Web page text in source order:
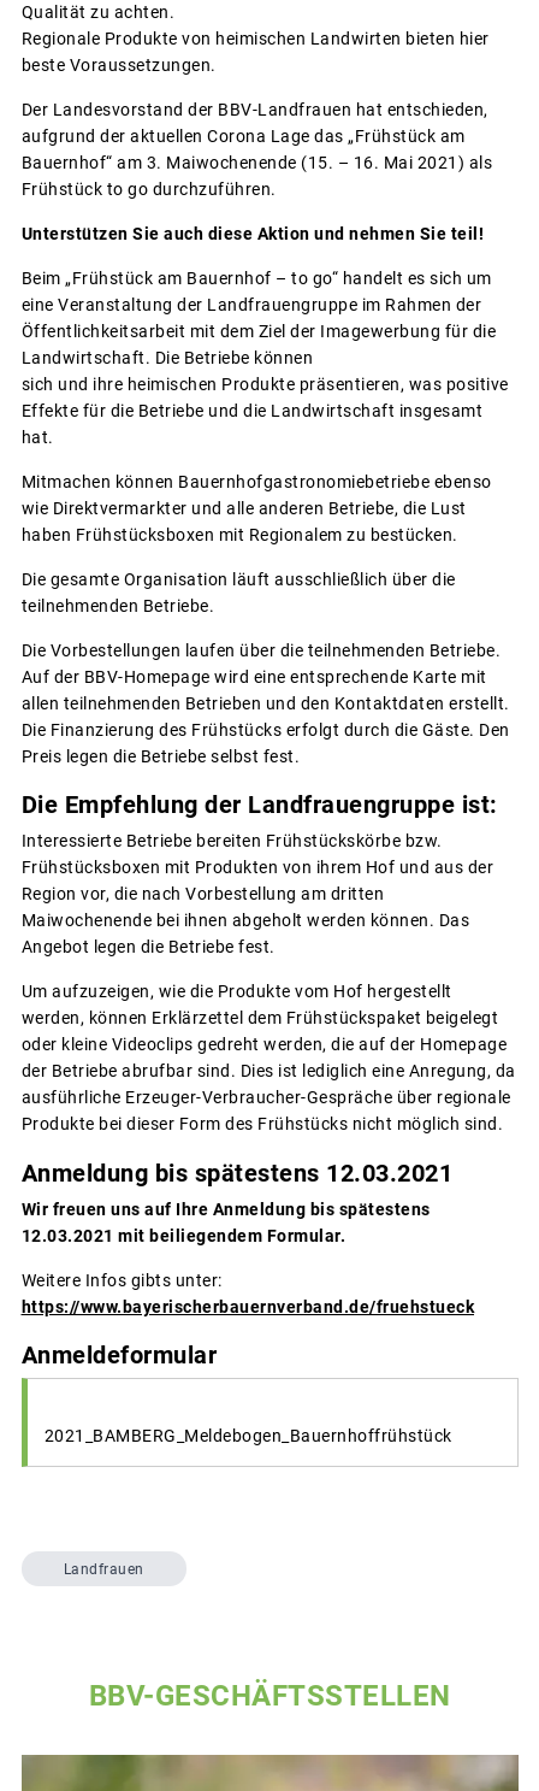
Qualität zu achten.
Regionale Produkte von heimischen Landwirten bieten hier
beste Voraussetzungen.
Der Landesvorstand der BBV-Landfrauen hat entschieden,
aufgrund der aktuellen Corona Lage das „Frühstück am
Bauernhof“ am 3. Maiwochenende (15. – 16. Mai 2021) als
Frühstück to go durchzuführen.
Unterstützen Sie auch diese Aktion und nehmen Sie teil!
Beim „Frühstück am Bauernhof – to go“ handelt es sich um
eine Veranstaltung der Landfrauengruppe im Rahmen der
Öffentlichkeitsarbeit mit dem Ziel der Imagewerbung für die
Landwirtschaft. Die Betriebe können
sich und ihre heimischen Produkte präsentieren, was positive
Effekte für die Betriebe und die Landwirtschaft insgesamt
hat.
Mitmachen können Bauernhofgastronomiebetriebe ebenso
wie Direktvermarkter und alle anderen Betriebe, die Lust
haben Frühstücksboxen mit Regionalem zu bestücken.
Die gesamte Organisation läuft ausschließlich über die
teilnehmenden Betriebe.
Die Vorbestellungen laufen über die teilnehmenden Betriebe.
Auf der BBV-Homepage wird eine entsprechende Karte mit
allen teilnehmenden Betrieben und den Kontaktdaten erstellt.
Die Finanzierung des Frühstücks erfolgt durch die Gäste. Den
Preis legen die Betriebe selbst fest.
Die Empfehlung der Landfrauengruppe ist:
Interessierte Betriebe bereiten Frühstückskörbe bzw.
Frühstücksboxen mit Produkten von ihrem Hof und aus der
Region vor, die nach Vorbestellung am dritten
Maiwochenende bei ihnen abgeholt werden können. Das
Angebot legen die Betriebe fest.
Um aufzuzeigen, wie die Produkte vom Hof hergestellt
werden, können Erklärzettel dem Frühstückspaket beigelegt
oder kleine Videoclips gedreht werden, die auf der Homepage
der Betriebe abrufbar sind. Dies ist lediglich eine Anregung, da
ausführliche Erzeuger-Verbraucher-Gespräche über regionale
Produkte bei dieser Form des Frühstücks nicht möglich sind.
Anmeldung bis spätestens 12.03.2021
Wir freuen uns auf Ihre Anmeldung bis spätestens
12.03.2021 mit beiliegendem Formular.
Weitere Infos gibts unter:
https://www.bayerischerbauernverband.de/fruehstueck
Anmeldeformular
2021_BAMBERG_Meldebogen_Bauernhoffrühstück
Landfrauen
BBV-GESCHÄFTSSTELLEN